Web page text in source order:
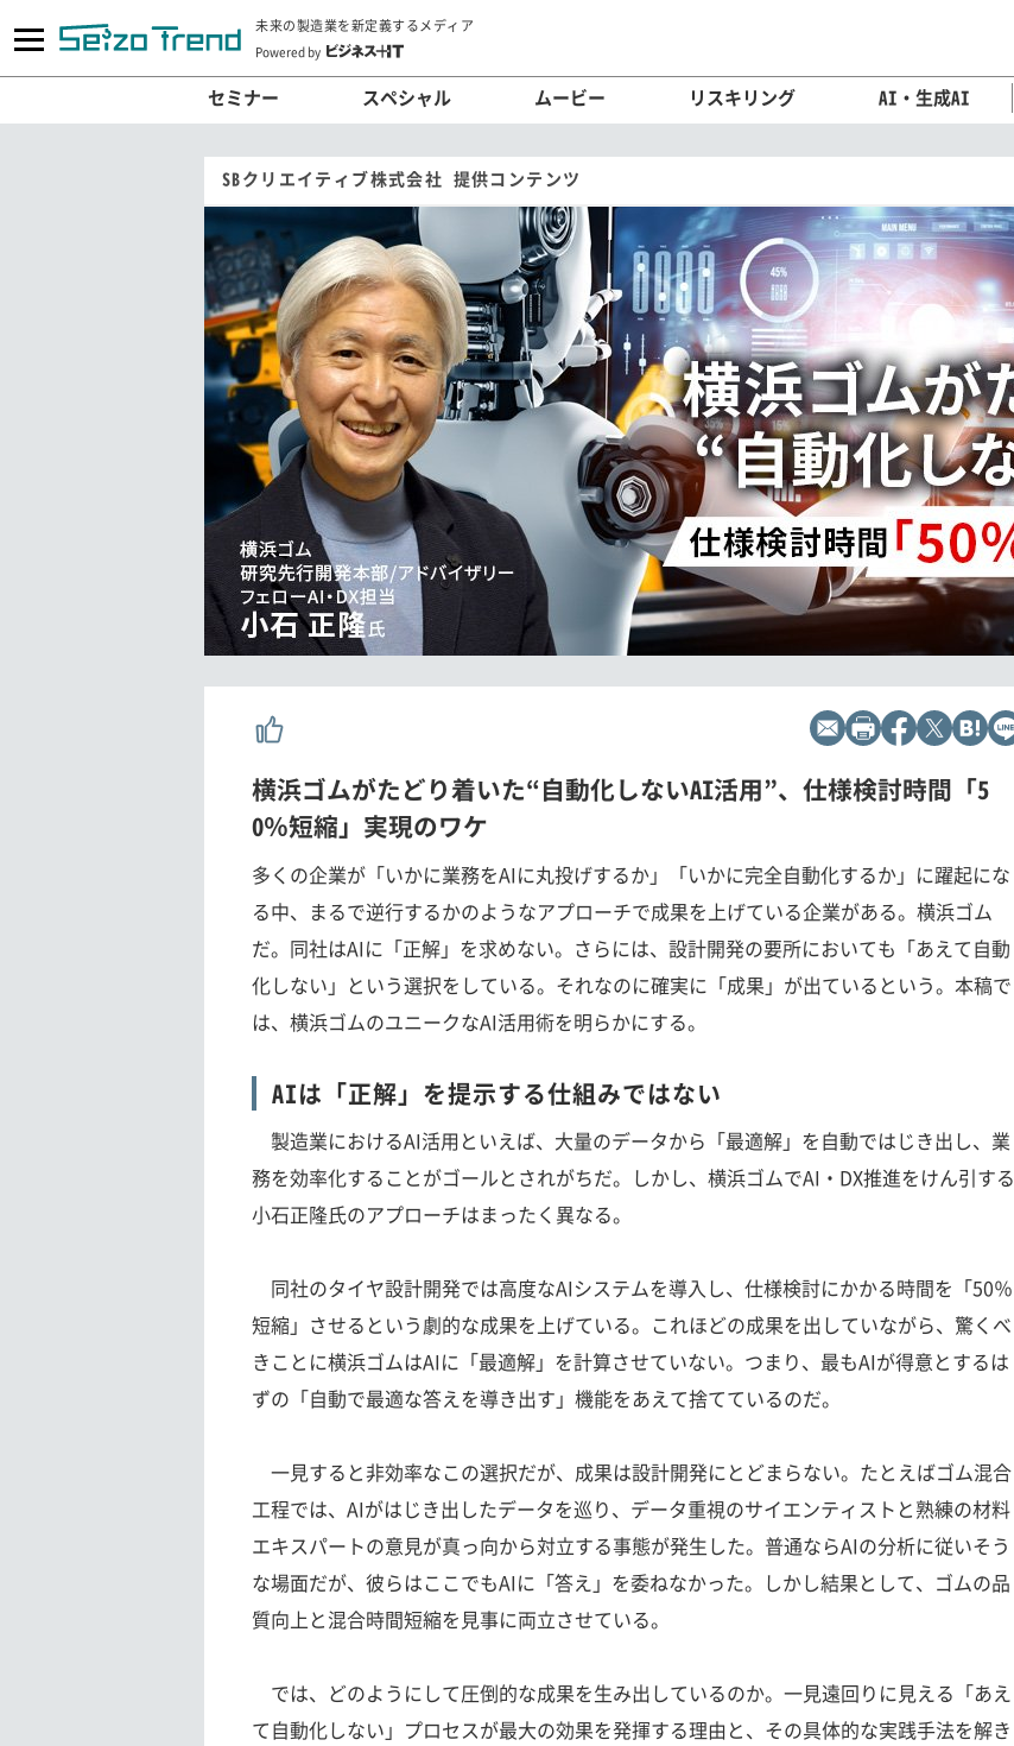
未来の製造業を新定義するメディア
Powered by
セミナー スペシャル ムービー リスキリング AI・生成AI
SBクリエイティブ株式会社 提供コンテンツ
横浜ゴムがたどり着いた“自動化しないAI活用”、仕様検討時間「5
0％短縮」実現のワケ
多くの企業が「いかに業務をAIに丸投げするか」「いかに完全自動化するか」に躍起にな
る中、まるで逆行するかのようなアプローチで成果を上げている企業がある。横浜ゴム
だ。同社はAIに「正解」を求めない。さらには、設計開発の要所においても「あえて自動
化しない」という選択をしている。それなのに確実に「成果」が出ているという。本稿で
は、横浜ゴムのユニークなAI活用術を明らかにする。
AIは「正解」を提示する仕組みではない
製造業におけるAI活用といえば、大量のデータから「最適解」を自動ではじき出し、業
務を効率化することがゴールとされがちだ。しかし、横浜ゴムでAI・DX推進をけん引する
小石正隆氏のアプローチはまったく異なる。
同社のタイヤ設計開発では高度なAIシステムを導入し、仕様検討にかかる時間を「50％
短縮」させるという劇的な成果を上げている。これほどの成果を出していながら、驚くべ
きことに横浜ゴムはAIに「最適解」を計算させていない。つまり、最もAIが得意とするは
ずの「自動で最適な答えを導き出す」機能をあえて捨てているのだ。
一見すると非効率なこの選択だが、成果は設計開発にとどまらない。たとえばゴム混合
工程では、AIがはじき出したデータを巡り、データ重視のサイエンティストと熟練の材料
エキスパートの意見が真っ向から対立する事態が発生した。普通ならAIの分析に従いそう
な場面だが、彼らはここでもAIに「答え」を委ねなかった。しかし結果として、ゴムの品
質向上と混合時間短縮を見事に両立させている。
では、どのようにして圧倒的な成果を生み出しているのか。一見遠回りに見える「あえ
て自動化しない」プロセスが最大の効果を発揮する理由と、その具体的な実践手法を解き